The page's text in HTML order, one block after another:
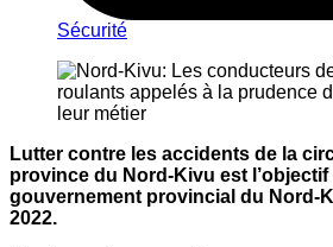
Sécurité
Lutter contre les accidents de la
province du Nord-Kivu est
gouvernement provincial du Nord-
2022.